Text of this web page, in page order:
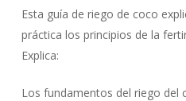
Esta guía de riego de coco
práctica los principios de la
Explica:
Los fundamentos del riego del